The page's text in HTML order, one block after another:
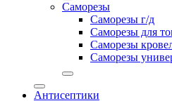
Саморезы
Саморезы г/д
Саморезы для
Саморезы
Саморезы
Антисептики